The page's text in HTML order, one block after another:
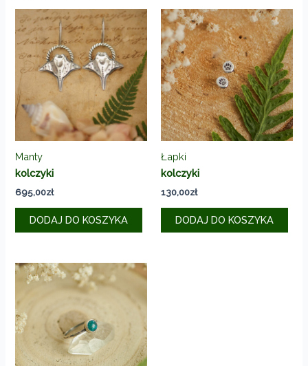
Manty
kolczyki
695,00zł
DODAJ DO KOSZYKA
Łapki
kolczyki
130,00zł
DODAJ DO KOSZYKA